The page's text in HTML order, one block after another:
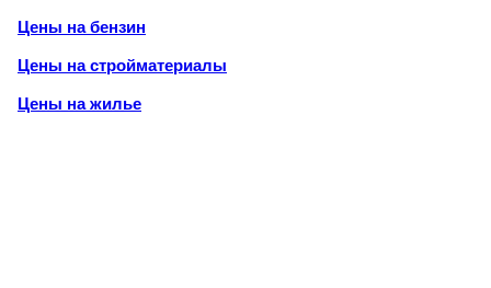
Цены на бензин
Цены на стройматериалы
Цены на жилье